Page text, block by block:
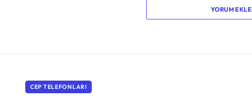
YORUM EKLE
CEP TELEFONLARI